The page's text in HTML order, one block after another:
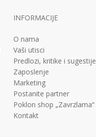
INFORMACIJE
O nama
Vaši utisci
Predlozi, kritike i sugestije
Zaposlenje
Marketing
Postanite partner
Poklon shop „Zavrzlama“
Kontakt